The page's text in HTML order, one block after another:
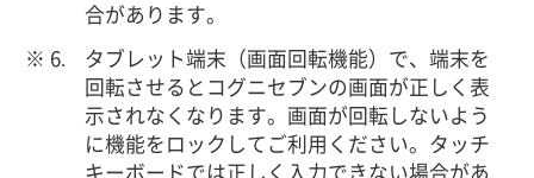
合があります。
タブレット端末（画面回転機能）で、端末を
回転させるとコグニセブンの画面が正しく表
示されなくなります。画面が回転しないよう
に機能をロックしてご利用ください。タッチ
キーボードでは正しく入力できない場合があ